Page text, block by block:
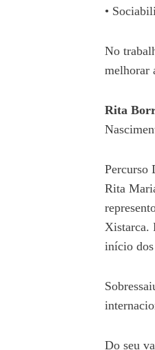
•
No
melhorar
Rita
Percurso
Rita
Xistarca.
início
Do seu